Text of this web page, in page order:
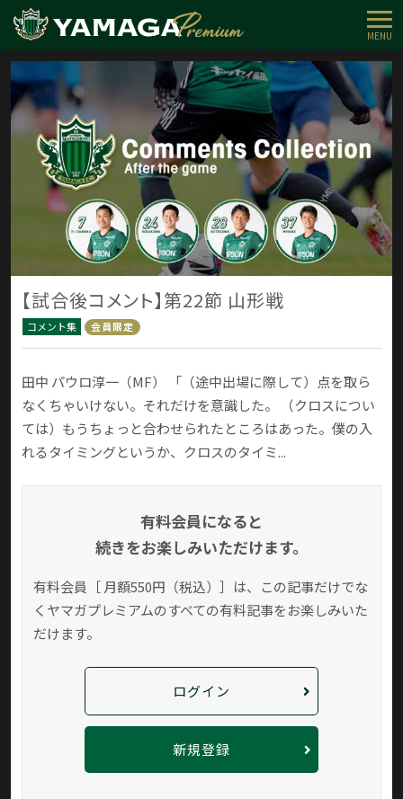
MENU
【試合後コメント】第22節 山形戦
コメント集 会員限定
田中 パウロ淳一（MF） 「（途中出場に際して）点を取ら
なくちゃいけない。それだけを意識した。 （クロスについ
ては）もうちょっと合わせられたところはあった。僕の入
れるタイミングというか、クロスのタイミ...
有料会員になると
続きをお楽しみいただけます。
有料会員［ 月額550円（税込）］は、この記事だけでな
く ヤマガプレミアムのすべての有料記事をお楽しみいた
だけます。
ログイン
新規登録